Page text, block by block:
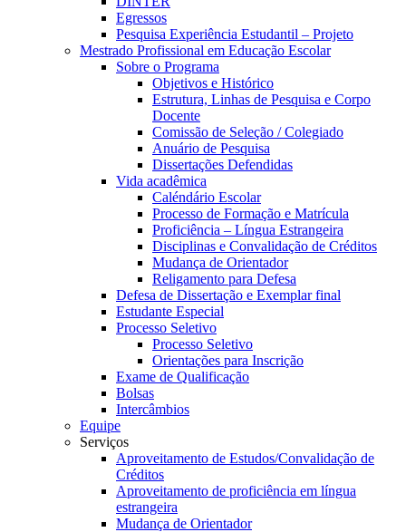
Egressos
Pesquisa Experiência Estudantil – Projeto
Mestrado Profissional em Educação Escolar
Sobre o Programa
Objetivos e Histórico
Estrutura, Linhas de Pesquisa e Corpo
Docente
Comissão de Seleção / Colegiado
Anuário de Pesquisa
Dissertações Defendidas
Vida acadêmica
Caléndário Escolar
Processo de Formação e Matrícula
Proficiência – Língua Estrangeira
Disciplinas e Convalidação de Créditos
Mudança de Orientador
Religamento para Defesa
Defesa de Dissertação e Exemplar final
Estudante Especial
Processo Seletivo
Processo Seletivo
Orientações para Inscrição
Exame de Qualificação
Bolsas
Intercâmbios
Equipe
Serviços
Aproveitamento de Estudos/Convalidação de
Créditos
Aproveitamento de proficiência em língua
estrangeira
Mudança de Orientador